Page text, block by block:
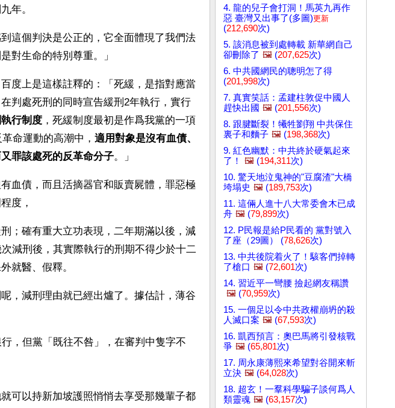
年。
這個判決是公正的，它全面體現了我們法
對生命的特別尊重。」
度上是這樣註釋的：「死緩，是指對應當
判處死刑的同時宣告緩刑2年執行，實行
行制度 ，死緩制度最初是作爲我黨的一項
命運動的高潮中， 適用對象是沒有血債、
罪該處死的反革命分子。」
血債，而且活摘器官和販賣屍體，罪惡極
度，
；確有重大立功表現，二年期滿以後，減
減刑後，其實際執行的刑期不得少於十二
就醫、假釋。
，減刑理由就已經出爐了。據估計，薄谷
，但黨「既往不咎」，在審判中隻字不
可以持新加坡護照悄悄去享受那幾輩子都
4. 龍的兒子會打洞！馬英九再作
惡 臺灣又出事了(多圖)更新
(212,690次)
5. 該消息被到處轉載 新華網自己
卻刪除了 🖼️ (207,625次)
6. 中共國網民的聰明怎了得
(201,998次)
7. 真實笑話：孟建柱敦促中國人
趕快出國 🖼️ (201,556次)
8. 跟腱斷裂！犧牲劉翔 中共保住
裏子和麵子 🖼️ (198,368次)
9. 紅色幽默：中共終於硬氣起來
了！
🖼️ (194,311次)
10. 驚天地泣鬼神的"豆腐渣"大橋
垮塌史 🖼️ (189,753次)
11. 這倆人進十八大常委會木已成
舟 🖼️ (79,899次)
12. P民報是給P民看的 黨對號入
了座（29圖） (78,626次)
13. 中共後院着火了！駭客們掉轉
了槍口 🖼️ (72,601次)
14. 習近平一彎腰 撿起網友稱讚
🖼️ (70,959次)
15. 一個足以令中共政權崩坍的殺
人滅口案 🖼️ (67,593次)
16. 凱西預言：奧巴馬將引發核戰
爭 🖼️ (65,801次)
17. 周永康薄熙來希望對谷開來斬
立決 🖼️ (64,028次)
18. 超玄！一羣科學騙子談何爲人
類靈魂 🖼️ (63,157次)